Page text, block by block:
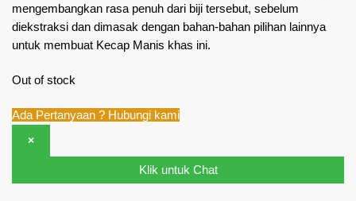
mengembangkan rasa penuh dari biji tersebut, sebelum
diekstraksi dan dimasak dengan bahan-bahan pilihan lainnya
untuk membuat Kecap Manis khas ini.
Out of stock
Ada Pertanyaan ? Hubungi kami
×
Klik untuk Chat